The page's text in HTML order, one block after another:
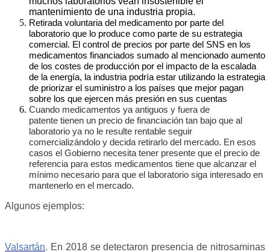
mantenimiento de una industria propia.
Retirada voluntaria del medicamento por parte del
laboratorio que lo produce como parte de su estrategia
comercial. El control de precios por parte del SNS en los
medicamentos financiados sumado al mencionado aumento
de los costes de producción por el impacto de la escalada
de la energía, la industria podría estar utilizando la estrategia
de priorizar el suministro a los países que mejor pagan
sobre los que ejercen más presión en sus cuentas
Cuando medicamentos ya antiguos y fuera de
patente tienen un precio de financiación tan bajo que al
laboratorio ya no le resulte rentable seguir
comercializándolo y decida retirarlo del mercado. En esos
casos el Gobierno necesita tener presente que el precio de
referencia para estos medicamentos tiene que alcanzar el
mínimo necesario para que el laboratorio siga interesado en
mantenerlo en el mercado.
Algunos ejemplos:
Valsartán. En 2018 se detectaron presencia de nitrosaminas